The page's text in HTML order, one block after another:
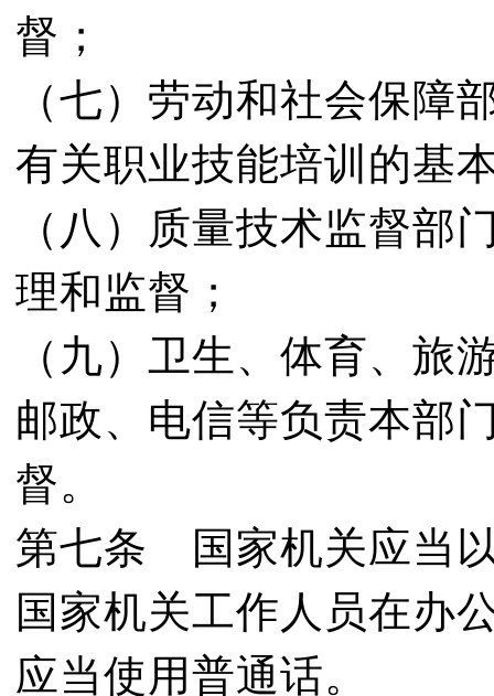
督；
（七）劳动和社会保障
有关职业技能培训的基
（八）质量技术监督部
理和监督；
（九）卫生、体育、旅
邮政、电信等负责本部
督。
第七条 国家机关应当
国家机关工作人员在办
应当使用普通话。